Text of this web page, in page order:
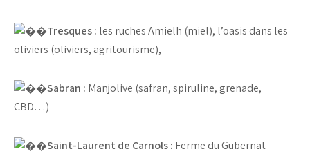
Tresques : les ruches Amielh (miel), l’oasis dans les
oliviers (oliviers, agritourisme),
Sabran : Manjolive (safran, spiruline, grenade,
CBD…)
Saint-Laurent de Carnols : Ferme du Gubernat